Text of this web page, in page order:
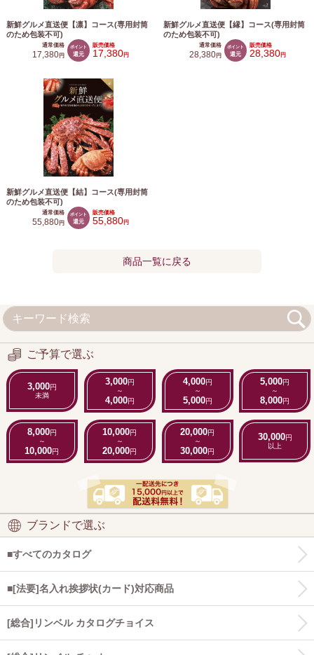
新鮮グルメ直送便【凛】コース(専用封筒
のため包装不可)
通常価格
17,380円
販売価格
17,380円
ポイント
還元
新鮮グルメ直送便【縁】コース(専用封筒
のため包装不可)
通常価格
28,380円
販売価格
28,380円
ポイント
還元
新鮮グルメ直送便【結】コース(専用封筒
のため包装不可)
通常価格
55,880円
販売価格
55,880円
ポイント
還元
商品一覧に戻る
ご予算で選ぶ
3,000円
未満
3,000円
～
4,000円
4,000円
～
5,000円
5,000円
～
8,000円
8,000円
～
10,000円
10,000円
～
20,000円
20,000円
～
30,000円
30,000円
以上
ブランドで選ぶ
■すべてのカタログ
■[法要]名入れ挨拶状(カード)対応商品
[総合]リンベル カタログチョイス